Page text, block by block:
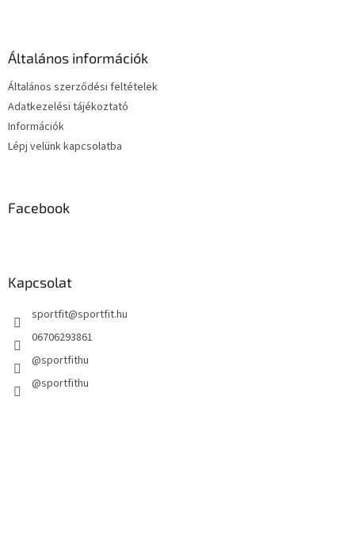
Általános információk
Általános szerződési feltételek
Adatkezelési tájékoztató
Információk
Lépj velünk kapcsolatba
Facebook
Kapcsolat
sportfit@sportfit.hu
06706293861
@sportfithu
@sportfithu